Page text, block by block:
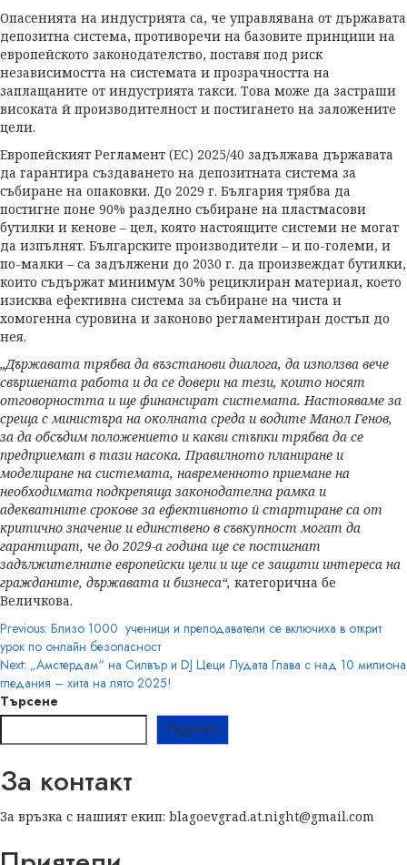
Опасенията на индустрията са, че управлявана от държавата
депозитна система, противоречи на базовите принципи на
европейското законодателство, поставя под риск
независимостта на системата и прозрачността на
заплащаните от индустрията такси. Това може да застраши
високата й производителност и постигането на заложените
цели.
Европейският Регламент (ЕС) 2025/40 задължава държавата
да гарантира създаването на депозитната система за
събиране на опаковки. До 2029 г. България трябва да
постигне поне 90% разделно събиране на пластмасови
бутилки и кенове – цел, която настоящите системи не могат
да изпълнят. Българските производители – и по-големи, и
по-малки – са задължени до 2030 г. да произвеждат бутилки,
които съдържат минимум 30% рециклиран материал, което
изисква ефективна система за събиране на чиста и
хомогенна суровина и законово регламентиран достъп до
нея.
„Държавата трябва да възстанови диалога, да използва вече
свършената работа и да се довери на тези, които носят
отговорността и ще финансират системата. Настояваме за
среща с министъра на околната среда и водите Манол Генов,
за да обсъдим положението и какви стъпки трябва да се
предприемат в тази насока. Правилното планиране и
моделиране на системата, навременното приемане на
необходимата подкрепяща законодателна рамка и
адекватните срокове за ефективното й стартиране са от
критично значение и единствено в съвкупност могат да
гарантират, че до 2029-а година ще се постигнат
задължителните европейски цели и ще се защити интереса на
гражданите, държавата и бизнеса“, категорична бе
Величкова.
Post
navigation
Previous: Близо 1000 ученици и преподаватели се включиха в открит
урок по онлайн безопасност
Next: „Амстердам“ на Силвър и DJ Цеци Лудата Глава с над 10 милиона
гледания – хита на лято 2025!
Търсене
Търсене
За контакт
За връзка с нашият екип: blagoevgrad.at.night@gmail.com